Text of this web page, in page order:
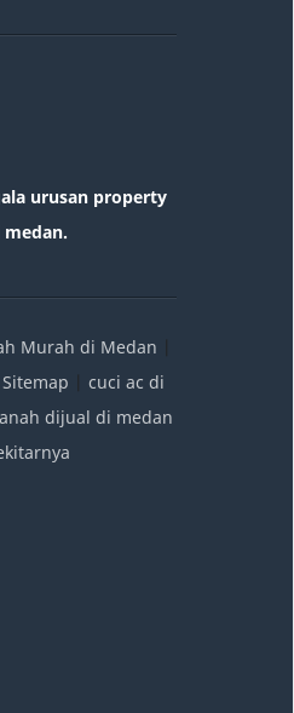
urusan property
Murah di Medan
Sitemap
cuci ac di
dijual di medan